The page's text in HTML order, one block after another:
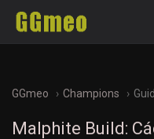
GGmeo Champions
Malphite Build: